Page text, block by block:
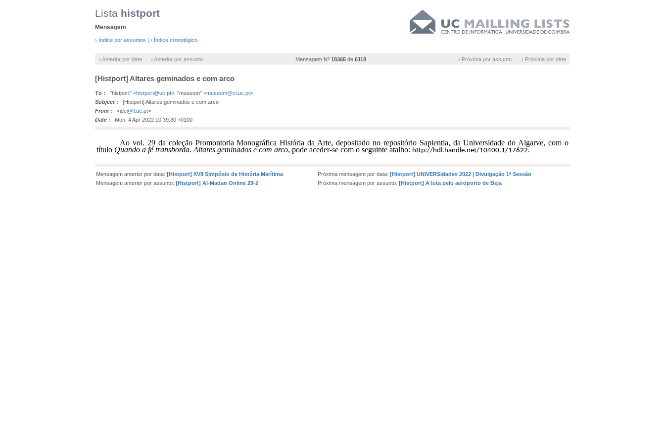
Lista histport
Mensagem
› Índice por assuntos | › Índice cronológico
‹ Anterior por data ‹ Anterior por assunto Mensagem Nº 18365de 6118 › Próxima por assunto › Próxima por data
[Histport] Altares geminados e com arco
To : "histport" <histport@uc.pt>, "museum" <museum@ci.uc.pt>
Subject : [Histport] Altares geminados e com arco
From : <jde@fl.uc.pt>
Date : Mon, 4 Apr 2022 10:39:30 +0100
Ao vol. 29 da coleção Promontoria Monográfica História da Arte,depositado no repositório Sapientia, da Universidade do Algarve, com o
título Quando a fé transborda. Altares geminados e com arco, pode aceder-se com o seguinte atalho: http://hdl.handle.net/10400.1/17622.
Mensagem anterior por data: [Histport] XVII Simpósio de História Marítima Próxima mensagem por data: [Histport] UNIVERSidades 2022 | Divulgação 1ª Sessão
Mensagem anterior por assunto: [Histport] Al-Madan Online 29-2 Próxima mensagem por assunto: [Histport] A luta pelo aeroporto de Beja